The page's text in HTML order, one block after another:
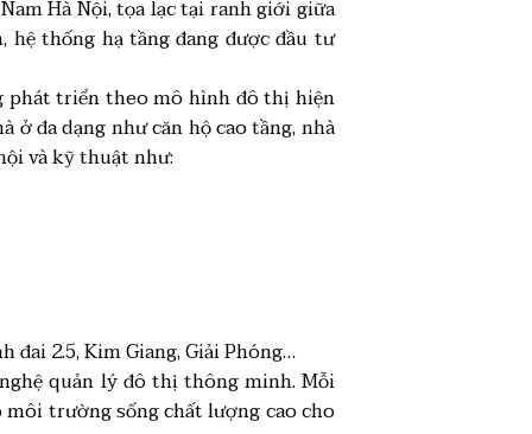
Hà Nội, tọa lạc tại ranh giới giữa
thống hạ tầng đang được đầu tư
phát triển theo mô hình đô thị hiện
ở đa dạng như căn hộ cao tầng, nhà
và kỹ thuật như:
2.5, Kim Giang, Giải Phóng…
quản lý đô thị thông minh. Mỗi
trường sống chất lượng cao cho